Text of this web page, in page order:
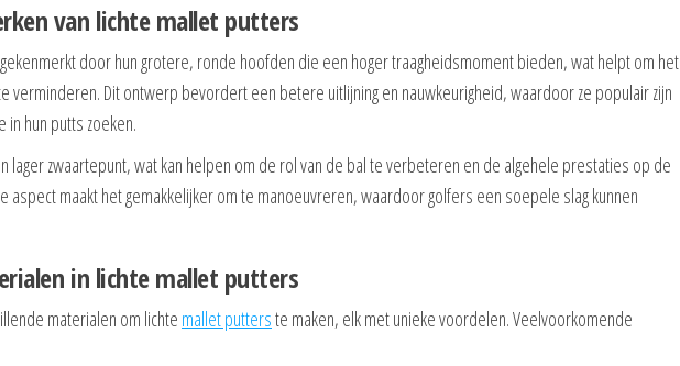
van lichte mallet putters
door hun grotere, ronde hoofden die een hoger traagheidsmoment bieden, wat helpt om het
verminderen. Dit ontwerp bevordert een betere uitlijning en nauwkeurigheid, waardoor ze populair zijn
hun putts zoeken.
lager zwaartepunt, wat kan helpen om de rol van de bal te verbeteren en de algehele prestaties op de
aspect maakt het gemakkelijker om te manoeuvreren, waardoor golfers een soepele slag kunnen
in lichte mallet putters
materialen om lichte mallet putterste maken, elk met unieke voordelen. Veelvoorkomende